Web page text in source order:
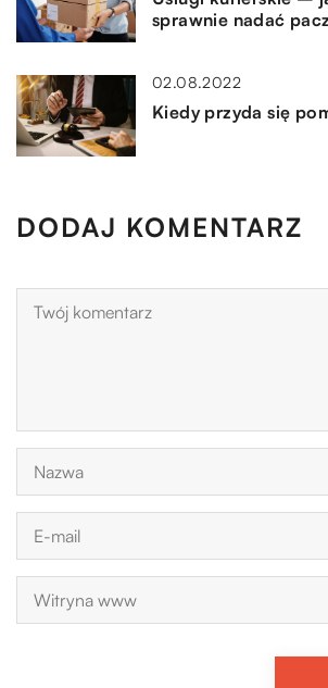
sprawnie nadać
02.08.2022
Kiedy przyda się
DODAJ KOMENTARZ